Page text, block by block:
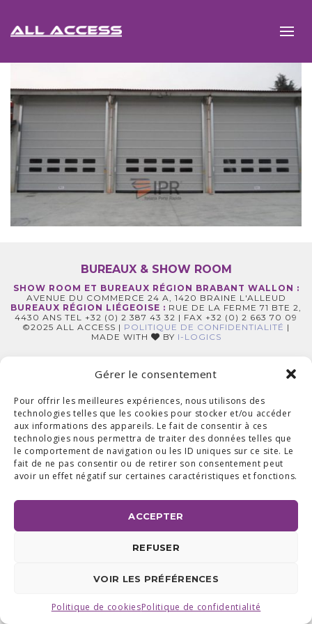
Gérer le consentement
Pour offrir les meilleures expériences, nous utilisons des
technologies telles que les cookies pour stocker et/ou accéder
aux informations des appareils. Le fait de consentir à ces
technologies nous permettra de traiter des données telles que
le comportement de navigation ou les ID uniques sur ce site. Le
fait de ne pas consentir ou de retirer son consentement peut
avoir un effet négatif sur certaines caractéristiques et fonctions.
ACCEPTER
REFUSER
VOIR LES PRÉFÉRENCES
Politique de cookiesPolitique de confidentialité
BUREAUX & SHOW ROOM
SHOW ROOM ET BUREAUX RÉGION BRABANT WALLON :
AVENUE DU COMMERCE 24 A, 1420 BRAINE L'ALLEUD
BUREAUX RÉGION LIÉGEOISE : RUE DE LA FERME 71 BTE 2,
4430 ANS TEL +32 (0) 2 387 43 32 | FAX +32 (0) 2 663 70 09
©2025 ALL ACCESS | POLITIQUE DE CONFIDENTIALITÉ |
MADE WITH
BY I-LOGICS